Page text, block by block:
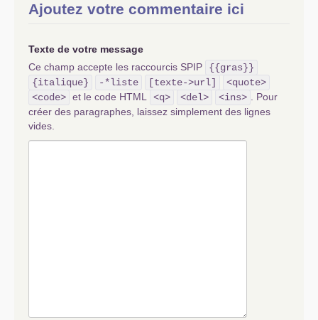
Ajoutez votre commentaire ici
Texte de votre message
Ce champ accepte les raccourcis SPIP
{{gras}}
{italique}
-*liste [texte->url]
<quote>
<code> et le code HTML <q> <del> <ins> . Pour
créer des paragraphes, laissez simplement des lignes
vides.